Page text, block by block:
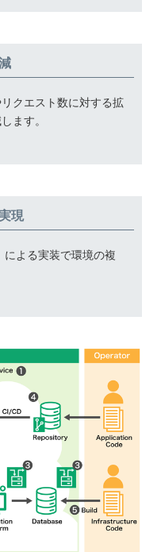
クエスト数に対する拡
ます。
現
よる実装で環境の複